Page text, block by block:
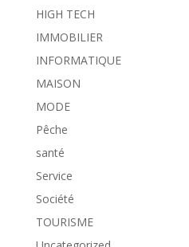
HIGH TECH
IMMOBILIER
INFORMATIQUE
MAISON
MODE
Pêche
santé
Service
Société
TOURISME